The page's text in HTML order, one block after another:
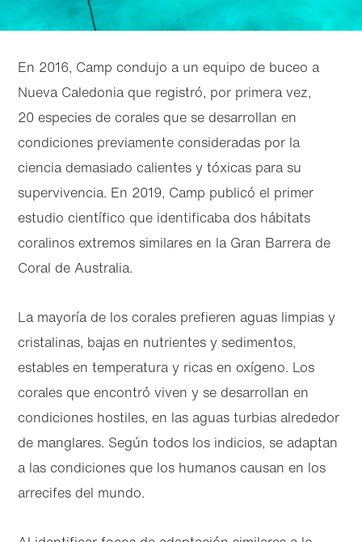
En 2016, Camp condujo a un equipo de buceo a
Nueva Caledonia que registró, por primera vez,
20 especies de corales que se desarrollan en
condiciones previamente consideradas por la
ciencia demasiado calientes y tóxicas para su
supervivencia. En 2019, Camp publicó el primer
estudio científico que identificaba dos hábitats
coralinos extremos similares en la Gran Barrera de
Coral de Australia.
La mayoría de los corales prefieren aguas limpias y
cristalinas, bajas en nutrientes y sedimentos,
estables en temperatura y ricas en oxígeno. Los
corales que encontró viven y se desarrollan en
condiciones hostiles, en las aguas turbias alrededor
de manglares. Según todos los indicios, se adaptan
a las condiciones que los humanos causan en los
arrecifes del mundo.